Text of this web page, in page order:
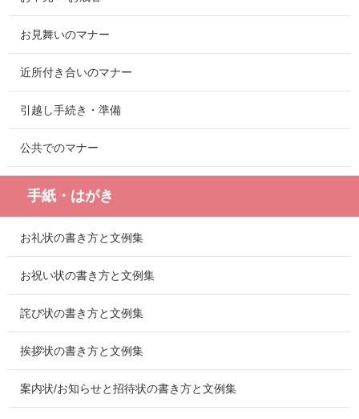
お見舞いのマナー
近所付き合いのマナー
引越し手続き・準備
公共でのマナー
手紙・はがき
お礼状の書き方と文例集
お祝い状の書き方と文例集
詫び状の書き方と文例集
挨拶状の書き方と文例集
案内状/お知らせと招待状の書き方と文例集